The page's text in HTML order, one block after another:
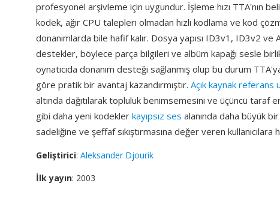
profesyonel arşivleme için uygundur. İşleme hızı TTA'nın
kodek, ağır CPU talepleri olmadan hızlı kodlama ve kod
donanımlarda bile hafif kalır. Dosya yapısı ID3v1, ID3v2
destekler, böylece parça bilgileri ve albüm kapağı sesle
oynatıcıda donanım desteği sağlanmış olup bu durum
göre pratik bir avantaj kazandırmıştır. Açık kaynak referans
altında dağıtılarak topluluk benimsemesini ve üçüncü taraf
gibi daha yeni kodekler kayıpsız ses alanında daha büyük
sadeliğine ve şeffaf sıkıştırmasına değer veren
Geliştirici: Aleksander Djourik
İlk yayın: 2003